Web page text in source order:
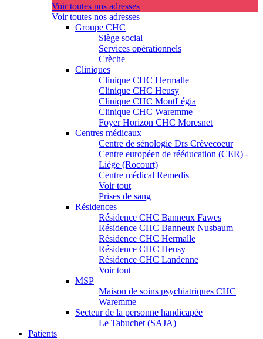
Voir toutes nos adresses
Voir toutes nos adresses
Groupe CHC
Siège social
Services opérationnels
Crèche
Cliniques
Clinique CHC Hermalle
Clinique CHC Heusy
Clinique CHC MontLégia
Clinique CHC Waremme
Foyer Horizon CHC Moresnet
Centres médicaux
Centre de sénologie Drs Crèvecoeur
Centre européen de rééducation (CER) -
Liège (Rocourt)
Centre médical Remedis
Voir tout
Prises de sang
Résidences
Résidence CHC Banneux Fawes
Résidence CHC Banneux Nusbaum
Résidence CHC Hermalle
Résidence CHC Heusy
Résidence CHC Landenne
Voir tout
MSP
Maison de soins psychiatriques CHC
Waremme
Secteur de la personne handicapée
Le Tabuchet (SAJA)
Patients